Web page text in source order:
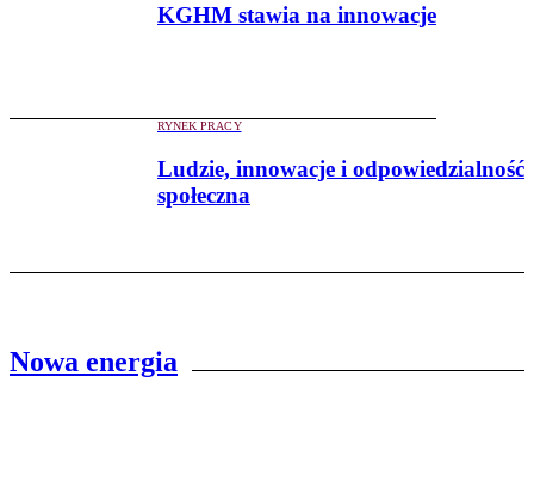
KGHM stawia na innowacje
RYNEK PRACY
Ludzie, innowacje i odpowiedzialność
społeczna
Nowa energia